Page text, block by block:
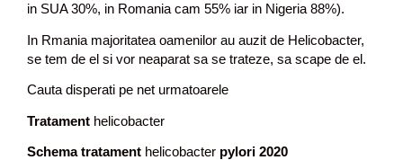
in SUA 30%, in Romania cam 55% iar in Nigeria 88%).
In Rmania majoritatea oamenilor au auzit de Helicobacter,
se tem de el si vor neaparat sa se trateze, sa scape de el.
Cauta disperati pe net urmatoarele
Tratament helicobacter
Schema tratament helicobacter pylori 2020